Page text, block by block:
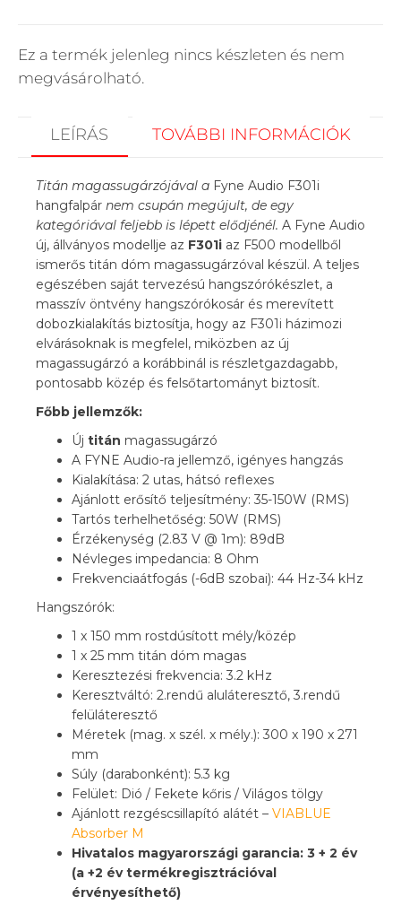
Ez a termék jelenleg nincs készleten és nem
megvásárolható.
LEÍRÁS TOVÁBBI INFORMÁCIÓK
Titán magassugárzójával a Fyne Audio F301i
hangfalpár nem csupán megújult, de egy
kategóriával feljebb is lépett elődjénél. A Fyne Audio
új, állványos modellje az F301i az F500 modellből
ismerős titán dóm magassugárzóval készül. A teljes
egészében saját tervezésú hangszórókészlet, a
masszív öntvény hangszórókosár és merevített
dobozkialakítás biztosítja, hogy az F301i házimozi
elvárásoknak is megfelel, miközben az új
magassugárzó a korábbinál is részletgazdagabb,
pontosabb közép és felsőtartományt biztosít.
Főbb jellemzők:
Új titán magassugárzó
A FYNE Audio-ra jellemző, igényes hangzás
Kialakítása: 2 utas, hátsó reflexes
Ajánlott erősítő teljesítmény: 35-150W (RMS)
Tartós terhelhetőség: 50W (RMS)
Érzékenység (2.83 V @ 1m): 89dB
Névleges impedancia: 8 Ohm
Frekvenciaátfogás (-6dB szobai): 44 Hz-34 kHz
Hangszórók:
1 x 150 mm rostdúsított mély/közép
1 x 25 mm titán dóm magas
Keresztezési frekvencia: 3.2 kHz
Keresztváltó: 2.rendű aluláteresztő, 3.rendű
felüláteresztő
Méretek (mag. x szél. x mély.): 300 x 190 x 271
mm
Súly (darabonként): 5.3 kg
Felület: Dió / Fekete kőris / Világos tölgy
Ajánlott rezgéscsillapító alátét – VIABLUE
Absorber M
Hivatalos magyarországi garancia: 3 + 2 év
(a +2 év termékregisztrációval
érvényesíthető)